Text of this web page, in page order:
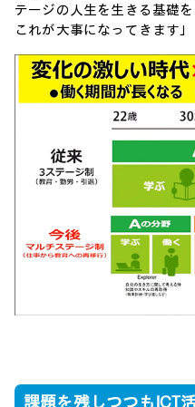
テージの人生を生きる基礎
これが大事になってきます」
課題を残しつつもICT